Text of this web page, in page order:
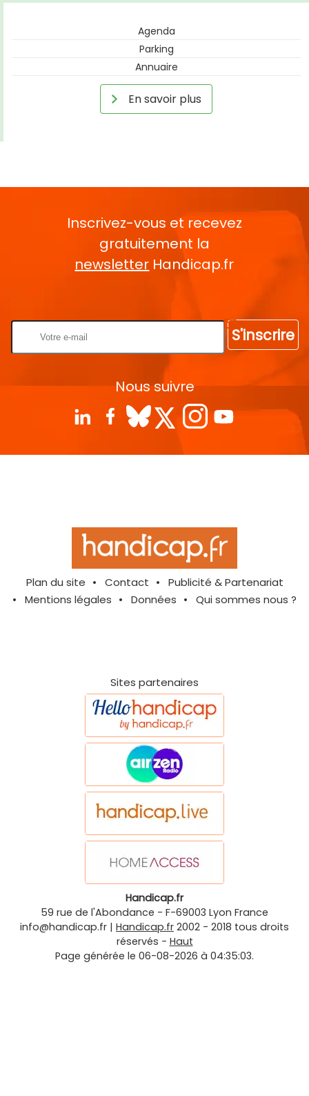
Agenda
Parking
Annuaire
En savoir plus
Inscrivez-vous et recevez
gratuitement la
newsletter Handicap.fr
S'inscrire
Nous suivre
Plan du site Contact
Publicité & Partenariat
Mentions légales
Données Qui sommes nous ?
Sites partenaires
Handicap.fr
59 rue de l'Abondance - F-69003 Lyon France
info@handicap.fr | Handicap.fr 2002 - 2018 tous droits
réservés - Haut
Page générée le 06-08-2026 à 04:35:03.